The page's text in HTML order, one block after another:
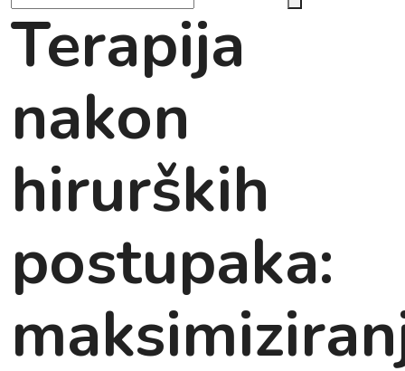
Terapija
nakon
hirurških
postupaka: